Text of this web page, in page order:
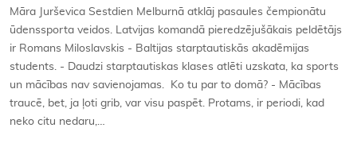
Māra Jurševica Sestdien Melburnā atklāj pasaules čempionātu
ūdenssporta veidos. Latvijas komandā pieredzējušākais peldētājs
ir Romans Miloslavskis - Baltijas starptautiskās akadēmijas
students. - Daudzi starptautiskas klases atlēti uzskata, ka sports
un mācības nav savienojamas. Ko tu par to domā? - Mācības
traucē, bet, ja ļoti grib, var visu paspēt. Protams, ir periodi, kad
neko citu nedaru,…